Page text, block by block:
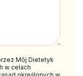
Mój Dietetyk
w celach